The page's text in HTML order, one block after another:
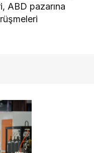
ABD pazarına